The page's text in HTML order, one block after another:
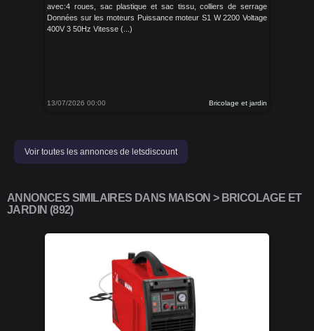
avec:4 roues, sac plastique et sac tissu, colliers de serrage
Données sur les moteurs Puissance moteur S1 W 2200 Voltage
400V 3 50Hz Vitesse (...)
13/07/2026 00:00 Bricolage et jardin
Voir toutes les annonces de letsdiscount
ANNONCES SIMILAIRES DANS MAISON > BRICOLAGE ET
JARDIN (892)